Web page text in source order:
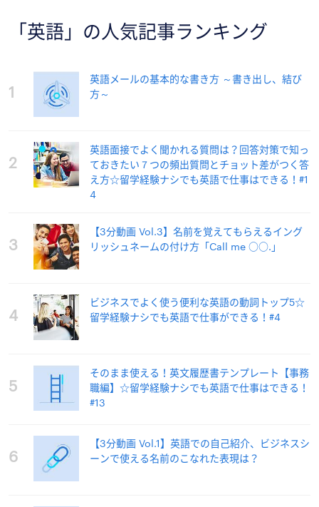
「英語」の人気記事ランキング
1
英語メールの基本的な書き方 ～書き出し、結び
方～
2
英語面接でよく聞かれる質問は？回答対策で知っ
ておきたい７つの頻出質問とチョット差がつく答
え方☆留学経験ナシでも英語で仕事はできる！#1
4
3
【3分動画 Vol.3】名前を覚えてもらえるイング
リッシュネームの付け方「Call me ○○.」
4
ビジネスでよく使う便利な英語の動詞トップ5☆
留学経験ナシでも英語で仕事ができる！#4
5
そのまま使える！英文履歴書テンプレート【事務
職編】☆留学経験ナシでも英語で仕事はできる！
#13
6
【3分動画 Vol.1】英語での自己紹介、ビジネスシ
ーンで使える名前のこなれた表現は？